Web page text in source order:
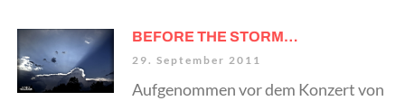
BEFORE THE STORM…
29. September 2011
Aufgenommen vor dem Konzert von